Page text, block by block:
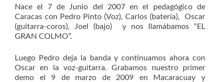
Nace el 7 de Junio del 2007 en el pedagógico de
Caracas con Pedro Pinto (Voz), Carlos (batería), Oscar
(guitarra-coros), Joel (bajo) y nos llamábamos “EL
GRAN COLMO”.
Luego Pedro deja la banda y continuamos ahora con
Oscar en la voz-guitarra. Grabamos nuestro primer
demo el 9 de marzo de 2009 en Macaracuay y